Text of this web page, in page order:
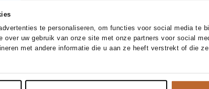
te personaliseren, om functies voor social media te
over uw gebruik van onze site met onze partners voor social
met andere informatie die u aan ze heeft verstrekt of die